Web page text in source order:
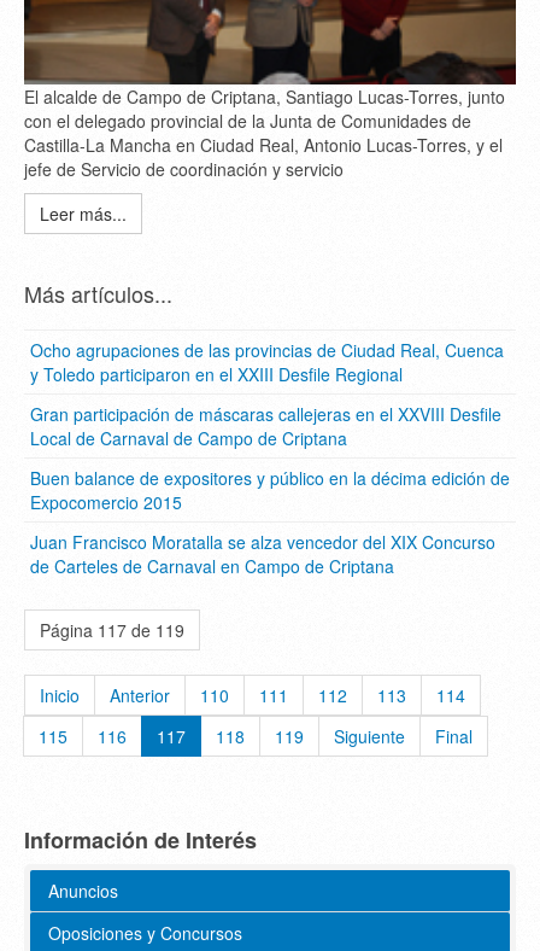
El alcalde de Campo de Criptana, Santiago Lucas-Torres, junto
con el delegado provincial de la Junta de Comunidades de
Castilla-La Mancha en Ciudad Real, Antonio Lucas-Torres, y el
jefe de Servicio de coordinación y servicio
Leer más...
Más artículos...
Ocho agrupaciones de las provincias de Ciudad Real, Cuenca
y Toledo participaron en el XXIII Desfile Regional
Gran participación de máscaras callejeras en el XXVIII Desfile
Local de Carnaval de Campo de Criptana
Buen balance de expositores y público en la décima edición de
Expocomercio 2015
Juan Francisco Moratalla se alza vencedor del XIX Concurso
de Carteles de Carnaval en Campo de Criptana
Página 117 de 119
Inicio Anterior 110 111 112 113
114
115
116 117 118 119 Siguiente Final
Información de Interés
Anuncios
Oposiciones y Concursos